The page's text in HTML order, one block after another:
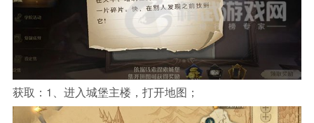
获取：1、进入城堡主楼，打开地图；